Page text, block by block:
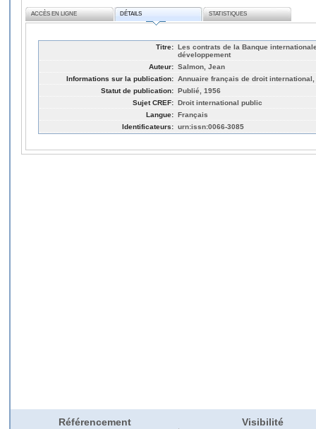
ACCÈS EN LIGNE DÉTAILS STATISTIQUES
Titre: Les contrats de la Banque
développement
Auteur: Salmon, Jean
Informations sur la publication: Annuaire français de droit international,
Statut de publication: Publié, 1956
Sujet CREF: Droit international public
Langue: Français
Identificateurs: urn:issn:0066-3085
Référencement Visibilité